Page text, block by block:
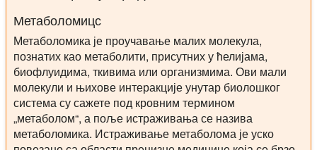
Метаболомицс
Метаболомика је проучавање малих молекула,
познатих као метаболити, присутних у ћелијама,
биофлуидима, ткивима или организмима. Ови мали
молекули и њихове интеракције унутар биолошког
система су сажете под кровним термином
„метаболом“, а поље истраживања се назива
метаболомика. Истраживање метаболома је уско